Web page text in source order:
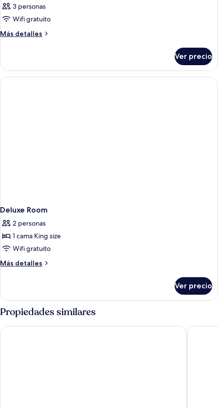
3 personas
Wifi gratuito
Más detalles
Más
Ver precio
Deluxe Room
2 personas
1 cama King size
Wifi gratuito
Más detalles
Más
Room
Ver precio
Propiedades similares
Best Western Plus Hotel Subic ibis